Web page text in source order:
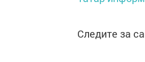
Следите за